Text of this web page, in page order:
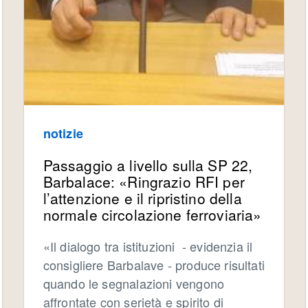
notizie
Passaggio a livello sulla SP 22,
Barbalace: «Ringrazio RFI per
l’attenzione e il ripristino della
normale circolazione ferroviaria»
«Il dialogo tra istituzioni - evidenzia il
consigliere Barbalave - produce risultati
quando le segnalazioni vengono
affrontate con serietà e spirito di